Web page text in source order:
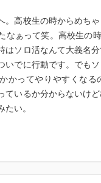
。高校生の時からめち
なぁって笑。高校生の
はソロ活なんて大義名
いでに行動です。でも
かってやりやすくな
ているか分からないけ
い。